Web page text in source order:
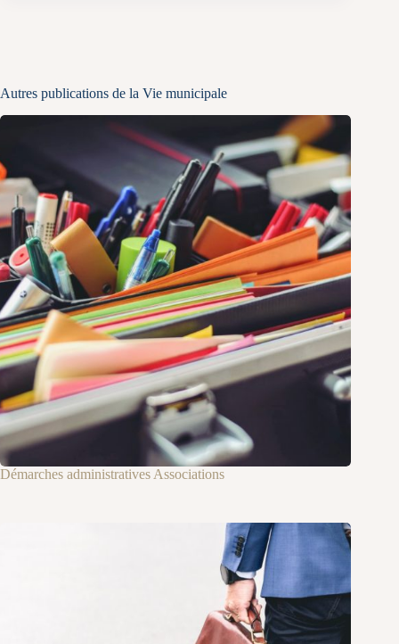
Autres publications de la Vie municipale
Démarches administratives Associations